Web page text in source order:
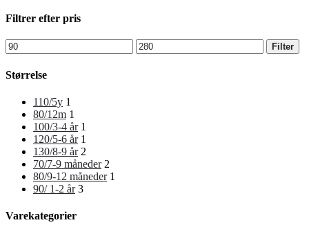
Filtrer efter pris
Min
price
Max
price
Filter
Størrelse
110/5y 1
80/12m 1
100/3-4 år 1
120/5-6 år 1
130/8-9 år 2
70/7-9 måneder 2
80/9-12 måneder 1
90/ 1-2 år 3
Varekategorier